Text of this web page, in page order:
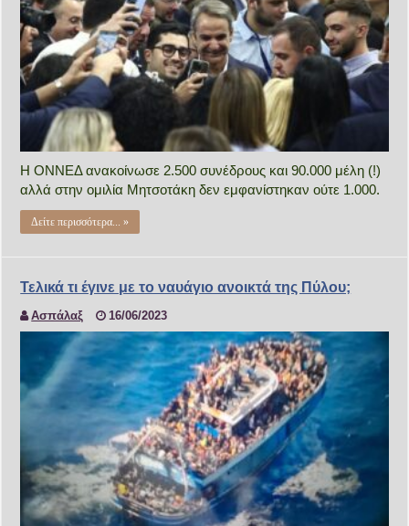
Η ΟΝΝΕΔ ανακοίνωσε 2.500 συνέδρους και 90.000 μέλη (!)
αλλά στην ομιλία Μητσοτάκη δεν εμφανίστηκαν ούτε 1.000.
Δείτε περισσότερα... »
Τελικά τι έγινε με το ναυάγιο ανοικτά της Πύλου;
Ασπάλαξ 16/06/2023